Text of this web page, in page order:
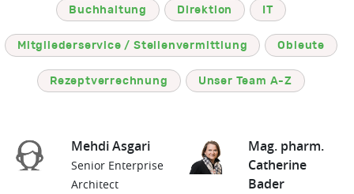
Buchhaltung Direktion IT
Mitgliederservice / Stellenvermittlung Obleute
Rezeptverrechnung Unser Team A-Z
Mehdi Asgari
Senior Enterprise
Architect
Mag. pharm.
Catherine
Bader